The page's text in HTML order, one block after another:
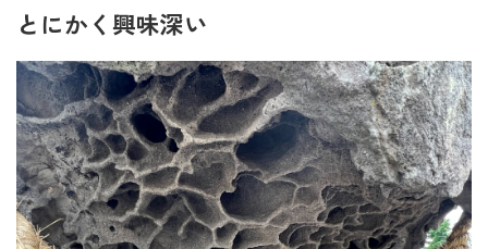
とにかく興味深い